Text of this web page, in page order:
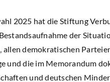
2025 hat die Stiftung
der
allen demokratischen
und die im Memorandum
und deutschen